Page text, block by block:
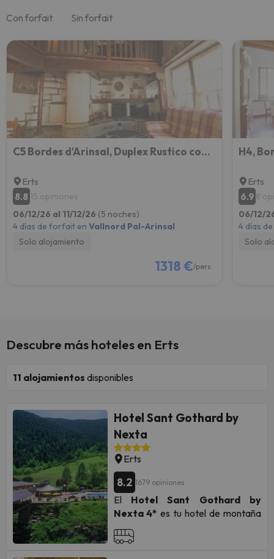
Con forfait Sin forfait
C5 Bordes d'Arinsal, Duplex Rustico con chimenea, Arinsal, zona vallnord
Erts
8.8 15 opiniones
06/12/26 al 11/12/26 (5 noches)
4 días de forfait en Vallnord Pal-Arinsal
Solo alojamiento
1318 €/pers.
Erts
6.9 8
06/12/
4 días
Solo
Descubre más hoteles en Erts
11 alojamientos disponibles
Hotel Sant Gothard by
Nexta
Erts
8.2 1679 opiniones
El Hotel Sant Gothard by
Nexta 4* es tu hotel de montaña
en Andorra, puesto que se
adapta a todo tipo de viajeras y